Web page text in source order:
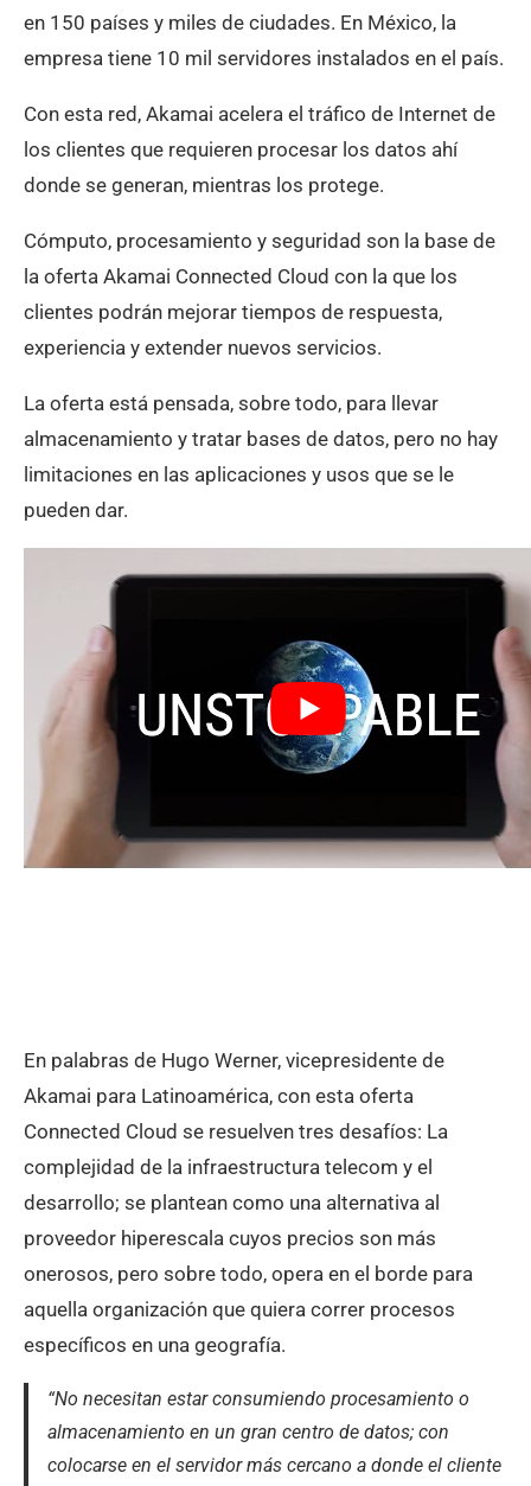
en 150 países y miles de ciudades. En México, la
empresa tiene 10 mil servidores instalados en el país.
Con esta red, Akamai acelera el tráfico de Internet de
los clientes que requieren procesar los datos ahí
donde se generan, mientras los protege.
Cómputo, procesamiento y seguridad son la base de
la oferta Akamai Connected Cloud con la que los
clientes podrán mejorar tiempos de respuesta,
experiencia y extender nuevos servicios.
La oferta está pensada, sobre todo, para llevar
almacenamiento y tratar bases de datos, pero no hay
limitaciones en las aplicaciones y usos que se le
pueden dar.
En palabras de Hugo Werner, vicepresidente de
Akamai para Latinoamérica, con esta oferta
Connected Cloud se resuelven tres desafíos: La
complejidad de la infraestructura telecom y el
desarrollo; se plantean como una alternativa al
proveedor hiperescala cuyos precios son más
onerosos, pero sobre todo, opera en el borde para
aquella organización que quiera correr procesos
específicos en una geografía.
“No necesitan estar consumiendo procesamiento o
almacenamiento en un gran centro de datos; con
colocarse en el servidor más cercano a donde el cliente